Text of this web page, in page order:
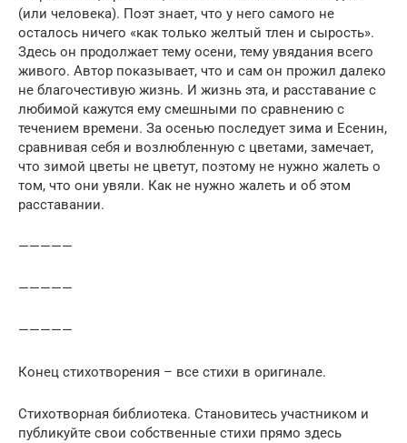
(или человека). Поэт знает, что у него самого не
осталось ничего «как только желтый тлен и сырость».
Здесь он продолжает тему осени, тему увядания всего
живого. Автор показывает, что и сам он прожил далеко
не благочестивую жизнь. И жизнь эта, и расставание с
любимой кажутся ему смешными по сравнению с
течением времени. За осенью последует зима и Есенин,
сравнивая себя и возлюбленную с цветами, замечает,
что зимой цветы не цветут, поэтому не нужно жалеть о
том, что они увяли. Как не нужно жалеть и об этом
расставании.
—————
—————
—————
Конец стихотворения – все стихи в оригинале.
Стихотворная библиотека. Становитесь участником и
публикуйте свои собственные стихи прямо здесь